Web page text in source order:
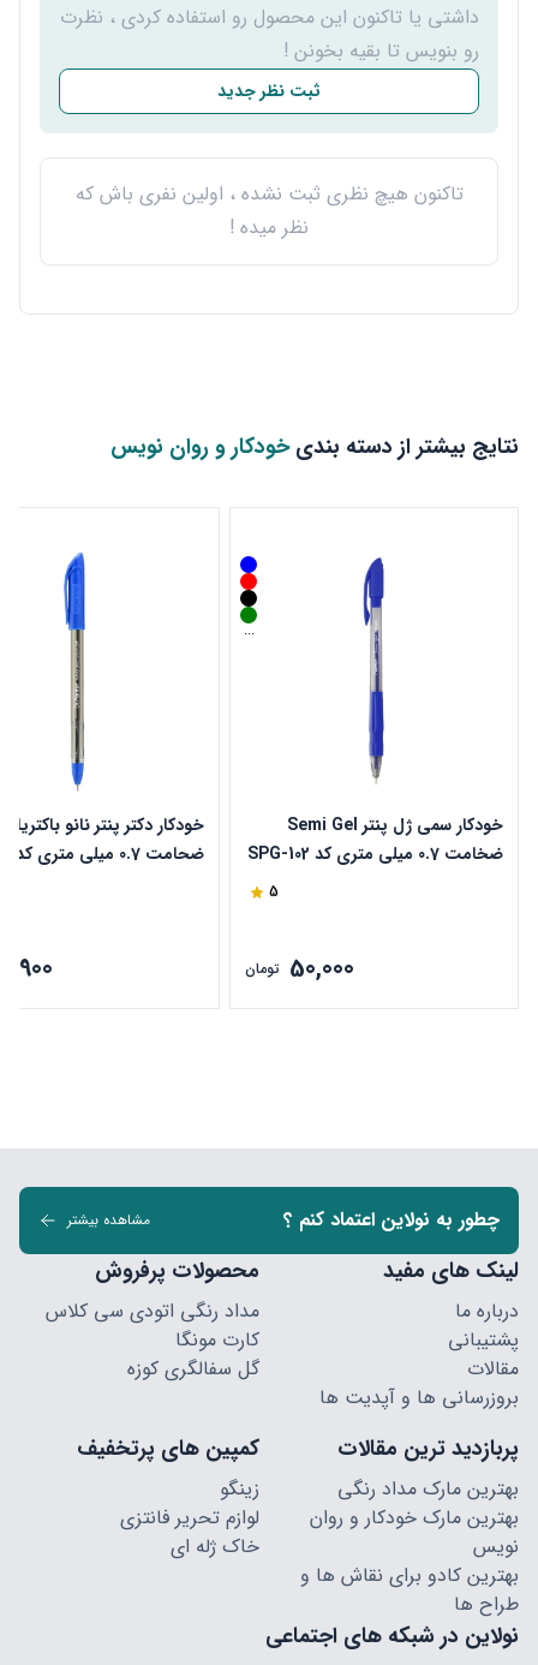
داشتی یا تاکنون این محصول رو استفاده کردی ، نظرت
رو بنویس تا بقیه بخونن !
ثبت نظر جدید
تاکنون هیچ نظری ثبت نشده ، اولین نفری باش که
نظر میده !
نتایج بیشتر از دسته بندیخودکار و روان نویس
...
خودکار سمی ژل پنتر Semi Gel
ضخامت 0.7 میلی متری کد SPG-102
5
50,000 تومان
خودکار دکتر پنتر نانو باکتریال
ضحامت 0.7 میلی متری کد DP 105
چطور به نولاین اعتماد کنم ؟ مشاهده بیشتر
لینک های مفید
درباره ما
پشتیبانی
مقالات
بروزرسانی ها و آپدیت ها
محصولات پرفروش
مداد رنگی اتودی سی کلاس
کارت مونگا
گل سفالگری کوزه
پربازدید ترین مقالات
بهترین مارک مداد رنگی
بهترین مارک خودکار و روان
نویس
بهترین کادو برای نقاش ها و
طراح ها
کمپین های پرتخفیف
زینگو
لوازم تحریر فانتزی
خاک ژله ای
نولاین در شبکه های اجتماعی